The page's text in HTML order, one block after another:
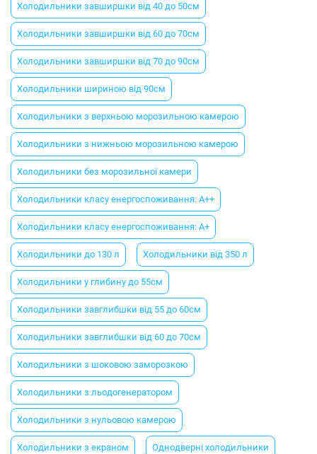
Холодильники завширшки від 40 до 50см
Холодильники завширшки від 60 до 70см
Холодильники завширшки від 70 до 90см
Холодильники шириною від 90см
Холодильники з верхньою морозильною камерою
Холодильники з нижньою морозильною камерою
Холодильники без морозильної камери
Холодильники класу енергоспоживання: A++
Холодильники класу енергоспоживання: A+
Холодильники до 130 л Холодильники від 350 л
Холодильники у глибину до 55см
Холодильники завглибшки від 55 до 60см
Холодильники завглибшки від 60 до 70см
Холодильники з шоковою заморозкою
Холодильники з льодогенератором
Холодильники з нульовою камерою
Холодильники з екраном Однодверні холодильники